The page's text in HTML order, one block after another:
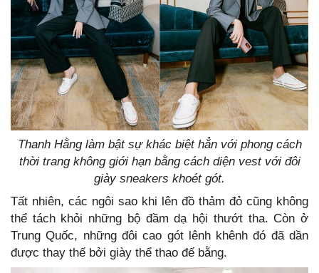
Thanh Hằng làm bật sự khác biệt hẳn với phong cách
thời trang không giới hạn bằng cách diện vest với đôi
giày sneakers khoét gót.
Tất nhiên, các ngôi sao khi lên đồ thảm đỏ cũng không
thể tách khỏi những bộ đầm dạ hội thướt tha. Còn ở
Trung Quốc, những đôi cao gót lênh khênh đó đã dần
được thay thế bởi giày thể thao đế bằng.